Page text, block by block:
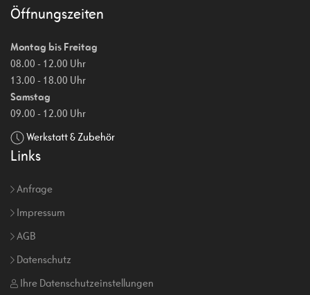
Öffnungszeiten
Montag bis Freitag
08.00 - 12.00 Uhr
13.00 - 18.00 Uhr
Samstag
09.00 - 12.00 Uhr
Werkstatt & Zubehör
Links
Anfrage
Impressum
AGB
Datenschutz
Ihre Datenschutzeinstellungen